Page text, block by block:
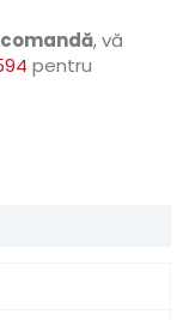
, vă
pentru